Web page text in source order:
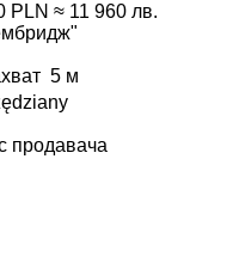
PLN ≈ 11 960 лв.
5 м
продавача